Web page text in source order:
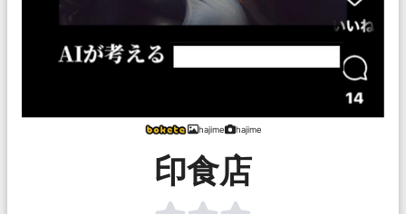
hajime hajime
印食店